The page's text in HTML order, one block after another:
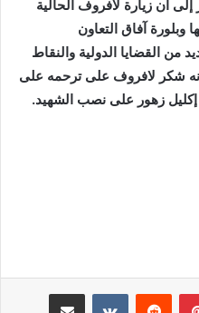
إلى أن زيارة لافروف الحالية
وبلورة آفاق التعاون
من القضايا الدولية والنقاط
أنه شكر لافروف على ترحمه على
زهور على نصب الشهيد.
بينتيريست